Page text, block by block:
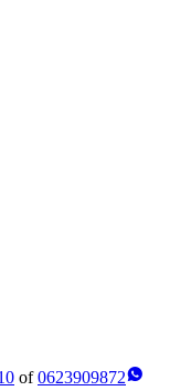
of0623909872